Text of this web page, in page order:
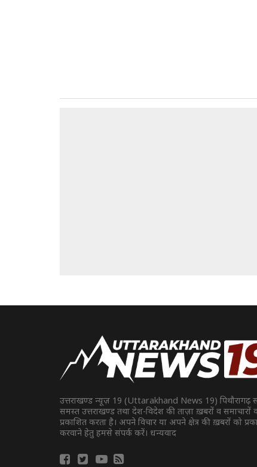
उत्तराखण्ड न्यूज़ 19 (Uttarakhand News 19) पिथौरागढ़
समस्त उत्तराखण्ड तथा देश-विदेश की ताज़ा ख़बरों व समाचारों
प्रकाशित करता है। अपने विचार या अपने क्षेत्र की ख़बरों को
करवाने हेतु हमसे संपर्क करें। धन्यवाद